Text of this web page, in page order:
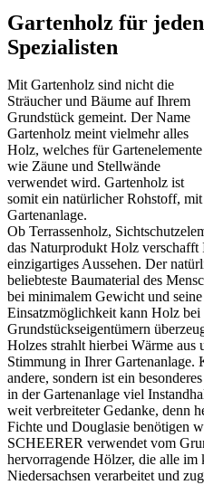
Gartenholz für
Spezialisten
Mit Gartenholz sind nicht die
Sträucher und Bäume auf Ihrem
Grundstück gemeint. Der Name
Gartenholz meint vielmehr alles
Holz, welches für Gartenelemente
wie Zäune und Stellwände
verwendet wird. Gartenholz ist
somit ein natürlicher Rohstoff,
Gartenanlage.
Ob Terrassenholz,
das Naturprodukt Holz verschafft
einzigartiges Aussehen. Der
beliebteste Baumaterial des
bei minimalem Gewicht und
Einsatzmöglichkeit kann Holz bei
Grundstückseigentümern
Holzes strahlt hierbei Wärme aus
Stimmung in Ihrer Gartenanlage.
andere, sondern ist ein
in der Gartenanlage viel
weit verbreiteter Gedanke, denn
Fichte und Douglasie benötigen
SCHEERER verwendet vom
hervorragende Hölzer, die alle
Niedersachsen verarbeitet und